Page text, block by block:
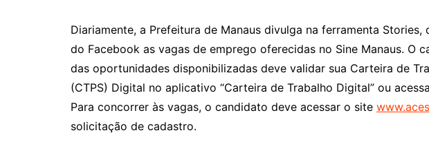
Diariamente, a Prefeitura de Manaus divulga na ferramenta Stories,
do Facebook as vagas de emprego oferecidas no Sine Manaus. O
das oportunidades disponibilizadas deve validar sua Carteira de
(CTPS) Digital no aplicativo “Carteira de Trabalho Digital” ou
Para concorrer às vagas, o candidato deve acessar o site
solicitação de cadastro.